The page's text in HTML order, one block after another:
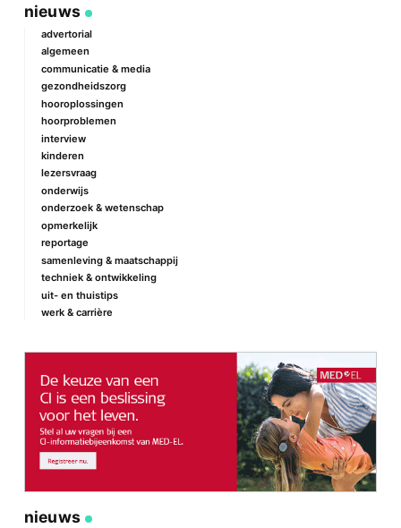
Je e-mailadres wordt niet gepubliceerd.
gemarkeerd met
*
Naam*
E-mail*
nieuws
advertorial
algemeen
communicatie & media
gezondheidszorg
hooroplossingen
hoorproblemen
interview
kinderen
lezersvraag
onderwijs
onderzoek & wetenschap
opmerkelijk
reportage
samenleving & maatschappij
techniek & ontwikkeling
uit- en thuistips
werk & carrière
nieuws